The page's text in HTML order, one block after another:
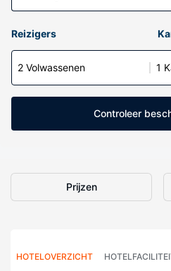
Reizigers
2 Volwassenen 1
Controleer
Prijzen
HOTELOVERZICHT